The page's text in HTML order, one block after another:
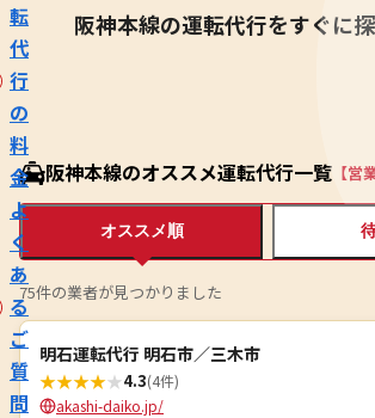
転
代
行
の
料
金
よ
く
あ
る
ご
質
問
阪神本線の運転代行をすぐに探
阪神本線のオススメ運転代行一覧 【営
オススメ順
75件の業者が見つかりました
明石運転代行 明石市／三木市
★★★★★4.3(4件)
akashi-daiko.jp/